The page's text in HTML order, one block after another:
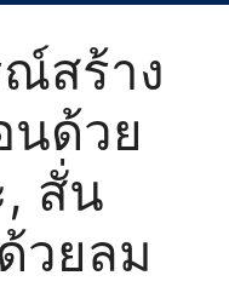
สร้าง
นด้วย
สั่น
วยลม